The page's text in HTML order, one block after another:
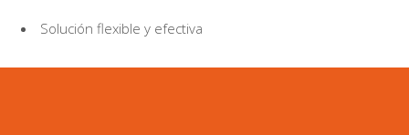
Solución flexible y efectiva